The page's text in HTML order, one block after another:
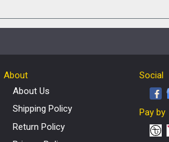
About
About Us
Shipping Policy
Return Policy
Social
Pay by